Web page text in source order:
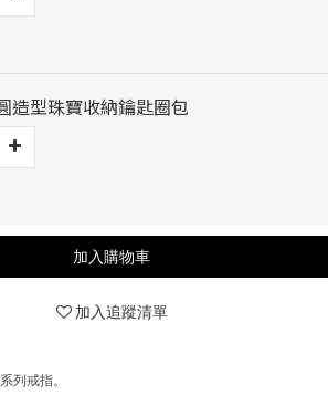
造型珠寶收納鑰匙圈包
加入購物車
加入追蹤清單
列戒指。